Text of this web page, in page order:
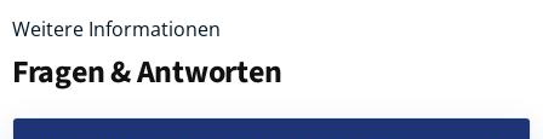
Weitere Informationen
Fragen & Antworten